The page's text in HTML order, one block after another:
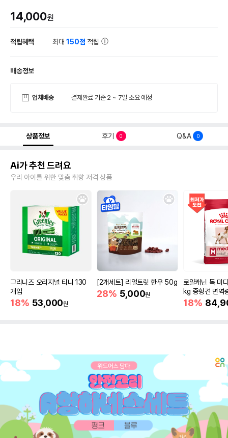
14,000원
적립혜택 최대150점 적립
배송정보
업체배송 결제완료 기준 2 ~ 7일 소요 예정
상품정보 후기 0 Q&A 0
Ai가 추천 드려요
우리 아이를 위한 맞춤 취향 저격 상품
그리니즈 오리지널 티니 130
개입
18% 53,000원
[2개세트] 리얼트릿 한우 50g
28% 5,000원
로얄캐닌 독 미
kg 중형견 면역
18%